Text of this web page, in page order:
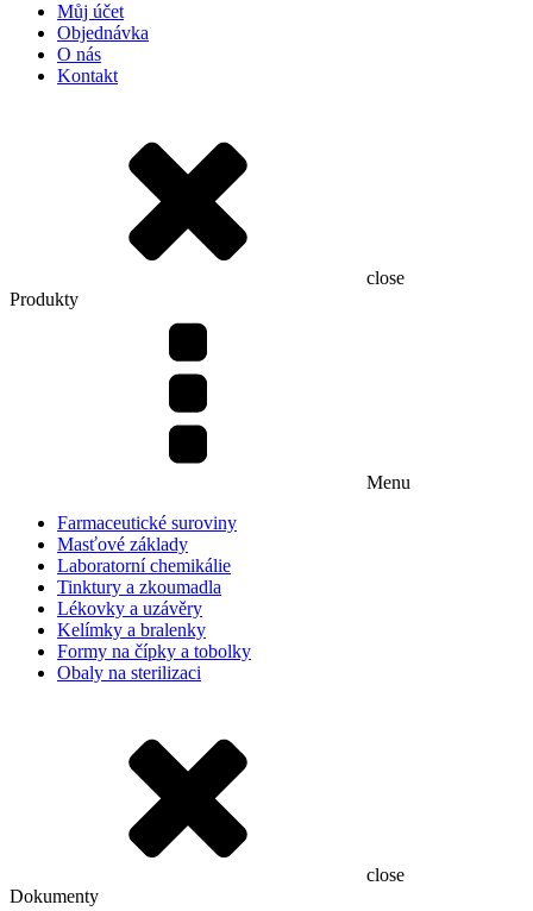
Můj účet
Objednávka
O nás
Kontakt
close
Produkty
Menu
Farmaceutické suroviny
Masťové základy
Laboratorní chemikálie
Tinktury a zkoumadla
Lékovky a uzávěry
Kelímky a bralenky
Formy na čípky a tobolky
Obaly na sterilizaci
close
Dokumenty